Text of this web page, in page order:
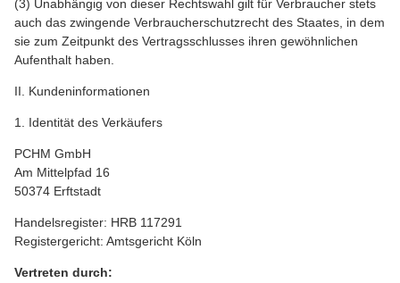
(3) Unabhängig von dieser Rechtswahl gilt für Verbraucher stets
auch das zwingende Verbraucherschutzrecht des Staates, in dem
sie zum Zeitpunkt des Vertragsschlusses ihren gewöhnlichen
Aufenthalt haben.
II. Kundeninformationen
1. Identität des Verkäufers
PCHM GmbH
Am Mittelpfad 16
50374 Erftstadt
Handelsregister: HRB 117291
Registergericht: Amtsgericht Köln
Vertreten durch: